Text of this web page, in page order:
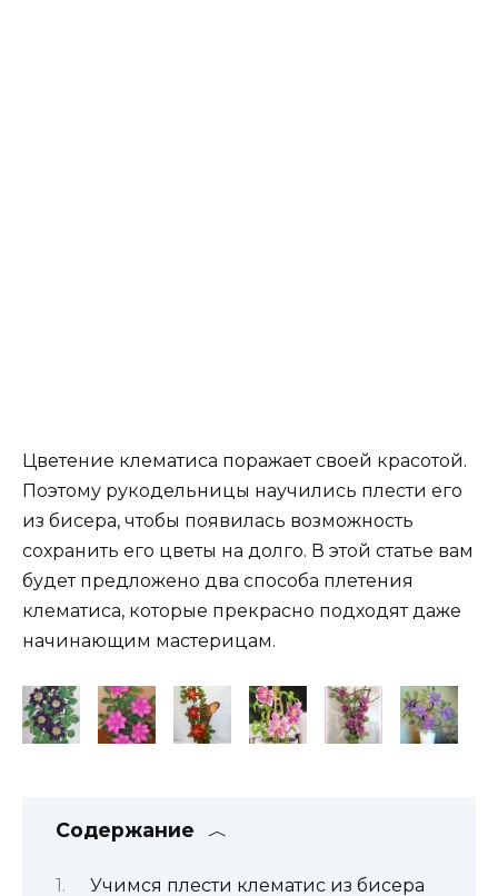
Цветение клематиса поражает своей красотой.
Поэтому рукодельницы научились плести его
из бисера, чтобы появилась возможность
сохранить его цветы на долго. В этой статье вам
будет предложено два способа плетения
клематиса, которые прекрасно подходят даже
начинающим мастерицам.
Содержание
Учимся плести клематис из бисера